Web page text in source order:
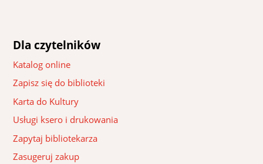
Dla czytelników
Katalog online
Zapisz się do biblioteki
Karta do Kultury
Usługi ksero i drukowania
Zapytaj bibliotekarza
Zasugeruj zakup